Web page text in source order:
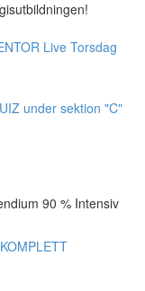
Live Torsdag
under sektion "C"
90 % Intensiv